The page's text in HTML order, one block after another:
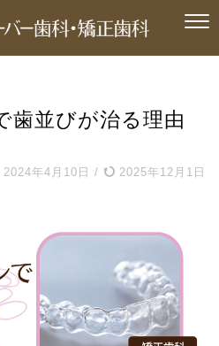
歯並びが治る理由
2024年4月10日 / 2025年12月1日